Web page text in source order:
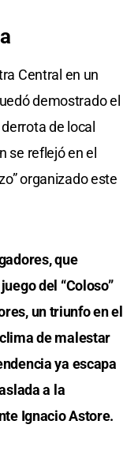
Central en un
demostrado el
de local
se reflejó en el
organizado este
que
del “Coloso”
un triunfo en el
de malestar
ya escapa
a la
Ignacio Astore.